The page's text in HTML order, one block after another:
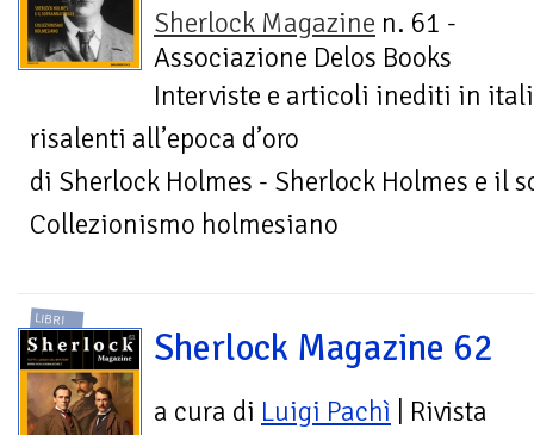
Sherlock Magazine n. 61 -
Associazione Delos Books
Interviste e articoli inediti in
risalenti all’epoca d’oro
di Sherlock Holmes - Sherlock Holmes e il
Collezionismo holmesiano
LIBRI
Sherlock Magazine 62
a cura di Luigi Pachì | Rivista